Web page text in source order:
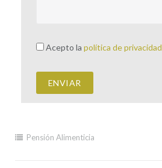
Acepto la política de privacidad
Pensión Alimenticia